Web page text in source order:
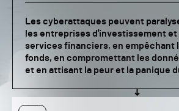
Les cyberattaques peuvent
les entreprises d'investissement et
services financiers, en empêchant
fonds, en compromettant les
et en attisant la peur et la panique